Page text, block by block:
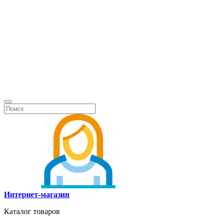
Интернет-магазин
Каталог товаров